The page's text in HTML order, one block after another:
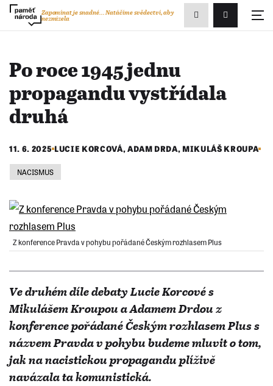
Přihlášení/
Zapomínat je snadné...Natáčíme svědectví, aby
nezmizela
Zobrazit
vyhledávání
Po roce 1945 jednu
propagandu vystřídala
druhá
11. 6. 2025 LUCIE KORCOVÁ,ADAM DRDA, MIKULÁŠ KROUPA
NACISMUS
Z konference Pravda v pohybu pořádané Českým rozhlasem Plus
Ve druhém díle debaty Lucie Korcové s
Mikulášem Kroupou a Adamem Drdou z
konference pořádané Českým rozhlasem Plus s
názvem Pravda v pohybu budeme mluvit o tom,
jak na nacistickou propagandu plíživě
navázala ta komunistická.